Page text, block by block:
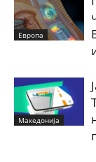
Европа
Македонија